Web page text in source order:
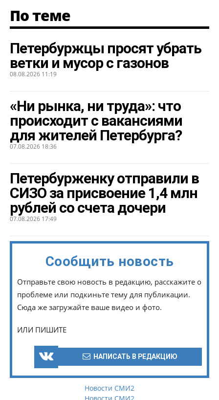
По теме
Петербуржцы просят убрать
ветки и мусор с газонов
08.08.2026 11:19
«Ни рынка, ни труда»: что
происходит с вакансиями
для жителей Петербурга?
07.08.2026 18:36
Петербурженку отправили в
СИЗО за присвоение 1,4 млн
рублей со счета дочери
07.08.2026 17:49
Сообщить новость
Отправьте свою новость в редакцию, расскажите о
проблеме или подкиньте тему для публикации.
Сюда же загружайте ваше видео и фото.
ИЛИ ПИШИТЕ
НАПИСАТЬ В РЕДАКЦИЮ
Новости СМИ2
Новости СМИ2